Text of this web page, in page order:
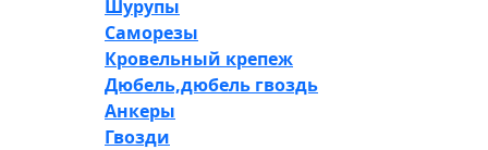
Шурупы
Саморезы
Кровельный крепеж
Дюбель,дюбель гвоздь
Анкеры
Гвозди